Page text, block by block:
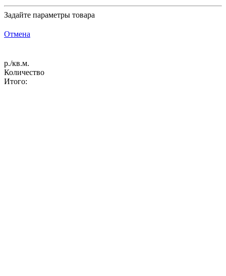
Задайте параметры товара
Отмена
р./кв.м.
Количество
Итого: